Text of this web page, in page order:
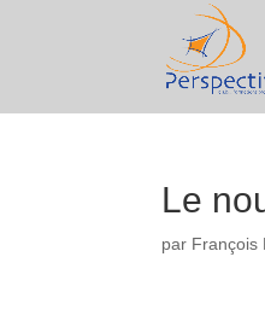
Le
par François